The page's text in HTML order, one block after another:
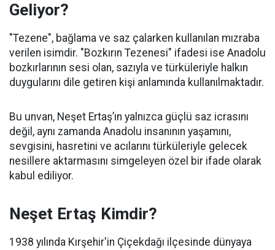
Geliyor?
"Tezene", bağlama ve saz çalarken kullanılan mızraba
verilen isimdir. "Bozkırın Tezenesi" ifadesi ise Anadolu
bozkırlarının sesi olan, sazıyla ve türküleriyle halkın
duygularını dile getiren kişi anlamında kullanılmaktadır.
Bu unvan, Neşet Ertaş’ın yalnızca güçlü saz icrasını
değil, aynı zamanda Anadolu insanının yaşamını,
sevgisini, hasretini ve acılarını türküleriyle gelecek
nesillere aktarmasını simgeleyen özel bir ifade olarak
kabul ediliyor.
Neşet Ertaş Kimdir?
1938 yılında Kırşehir'in Çiçekdağı ilçesinde dünyaya